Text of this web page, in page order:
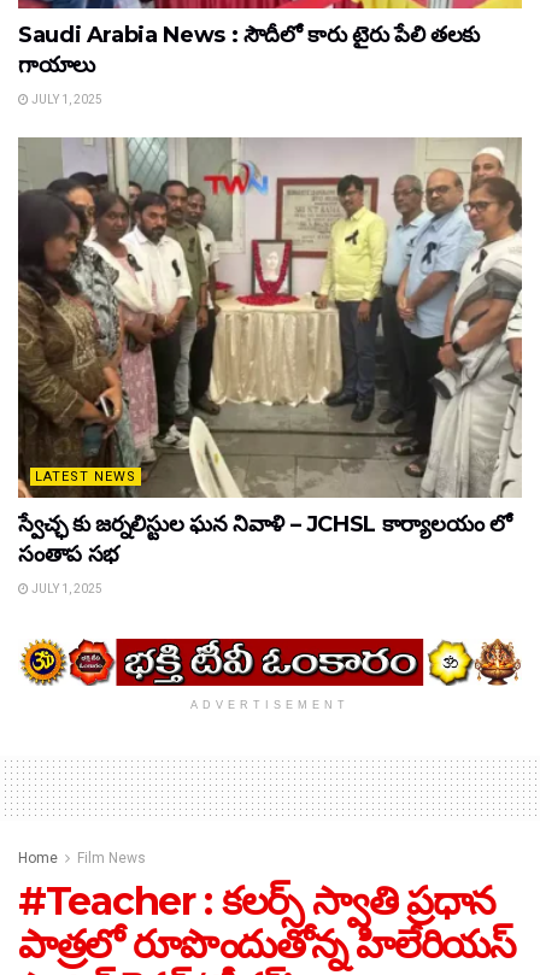
Saudi Arabia News : సౌదీలో కారు టైరు పేలి తలకు
గాయాలు
JULY 1, 2025
LATEST NEWS
స్వేచ్ఛ కు జర్నలిస్టుల ఘన నివాళి – JCHSL కార్యాలయం లో
సంతాప సభ
JULY 1, 2025
ADVERTISEMENT
Home Film News
#Teacher : క‌ల‌ర్స్ స్వాతి ప్ర‌ధాన
పాత్ర‌లో రూపొందుతోన్న హిలేరియస్